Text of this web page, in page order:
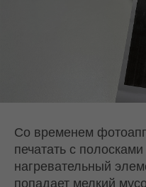
Со временем
печатать с полосками
нагревательный
попадает мелкий